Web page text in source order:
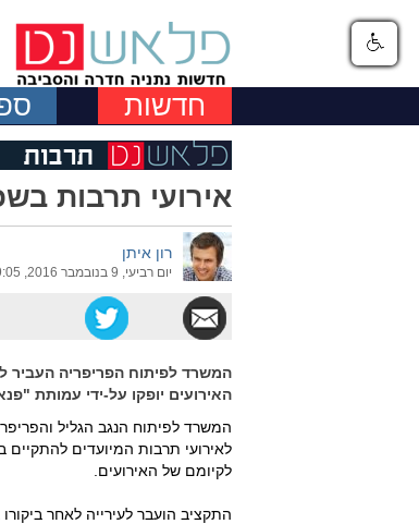
חדשות
אירועי תרבות
רון איתן
יום רביעי, 9 בנובמבר 2016, 19:05
המשרד לפיתוח הפריפריה העביר
האירועים יופקו על-ידי עמותת
לקיומם של האירועים.
התקציב הועבר לעירייה לאחר